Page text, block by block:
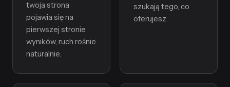
twoja strona
pojawia się na
pierwszej stronie
wyników, ruch rośnie
naturalnie.
szukają tego, co
oferujesz.